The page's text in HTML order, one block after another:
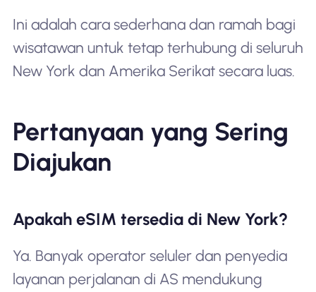
Ini adalah cara sederhana dan ramah bagi
wisatawan untuk tetap terhubung di seluruh
New York dan Amerika Serikat secara luas.
Pertanyaan yang Sering
Diajukan
Apakah eSIM tersedia di New York?
Ya. Banyak operator seluler dan penyedia
layanan perjalanan di AS mendukung